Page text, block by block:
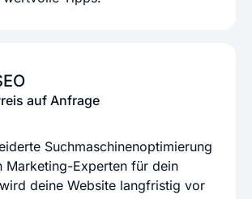
auf Anfrage
Suchmaschinenoptimierung
Marketing-Experten für dein
deine Website langfristig vor